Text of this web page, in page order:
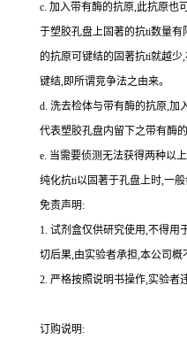
c. 加入带有酶的抗原,此抗原也
于塑胶孔盘上固著的抗ti数量有
的抗原可键结的固著抗ti就越少
键结,即所谓竞争法之由来。
d. 洗去检体与带有酶的抗原,加
代表塑胶孔盘内留下之带有酶
e. 当需要侦测无法获得两种以
纯化抗ti以固著于孔盘上时,一
免责声明:
1. 试剂盒仅供研究使用,不得用
切后果,由实验者承担,本公司概
2. 严格按照说明书操作,实验者
订购说明: